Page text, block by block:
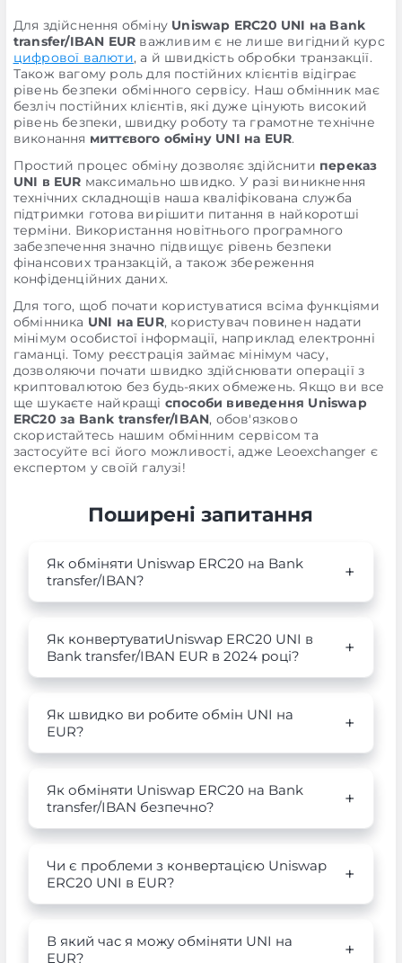
Для здійснення обміну Uniswap ERC20 UNI на Bank
transfer/IBAN EUR важливим є не лише вигідний курс
цифрової валюти, а й швидкість обробки транзакції.
Також вагому роль для постійних клієнтів відіграє
рівень безпеки обмінного сервісу. Наш обмінник має
безліч постійних клієнтів, які дуже цінують високий
рівень безпеки, швидку роботу та грамотне технічне
виконання миттєвого обміну UNI на EUR.
Простий процес обміну дозволяє здійснити переказ
UNI в EUR максимально швидко. У разі виникнення
технічних складнощів наша кваліфікована служба
підтримки готова вирішити питання в найкоротші
терміни. Використання новітнього програмного
забезпечення значно підвищує рівень безпеки
фінансових транзакцій, а також збереження
конфіденційних даних.
Для того, щоб почати користуватися всіма функціями
обмінника UNI на EUR, користувач повинен надати
мінімум особистої інформації, наприклад електронні
гаманці. Тому реєстрація займає мінімум часу,
дозволяючи почати швидко здійснювати операції з
криптовалютою без будь-яких обмежень. Якщо ви все
ще шукаєте найкращі способи виведення Uniswap
ERC20 за Bank transfer/IBAN, обов'язково
скористайтесь нашим обмінним сервісом та
застосуйте всі його можливості, адже Leoexchanger є
експертом у своїй галузі!
Поширені запитання
Як обміняти Uniswap ERC20 на Bank
transfer/IBAN?
Як конвертуватиUniswap ERC20 UNI в
Bank transfer/IBAN EUR в 2024 році?
Як швидко ви робите обмін UNI на
EUR?
Як обміняти Uniswap ERC20 на Bank
transfer/IBAN безпечно?
Чи є проблеми з конвертацією Uniswap
ERC20 UNI в EUR?
В який час я можу обміняти UNI на
EUR?